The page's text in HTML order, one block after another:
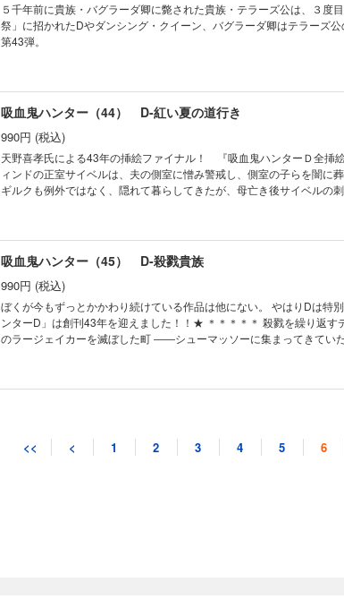
５千年前に貴族・バグラーダ卿に斃された貴族・テラーズ公は、３度
祭」に招かれたDやダンシング・クイーン、バグラーダ卿はテラーズ
第43弾。
吸血鬼ハンター（44） D-紅い夏の道行き
990円 (税込)
天野喜孝氏による43年の挿絵ファイナル！ 『吸血鬼ハンターＤ全挿絵集』同時発売！！
ィンドの正室サイベルは、夫の側室に憎み警戒し、側室の子らを闇に
ギルクも例外ではなく、隠れて暮らしてきたが、母亡き後サイベルの
吸血鬼ハンター（45） D-殺戮貴族
990円 (税込)
ぼくが今もずっとかかわり続けている作品は他にない。 やはりDは特別です。
ンターD」は創刊43年を迎えました！！★ ＊＊＊＊＊ 殺戮を繰り返すデルボーら６人の貴族が、 かつて、支配者
のラージェイカーを滅ぼした町 ――シューマッソーに集まってきていた。 一方、"もどき"ジーラの処分の依頼
章 影人(かげびと)の里 第四章 不死者の愛憎 第五章 多死済々 第
<< < 1 2 3 4 5 6